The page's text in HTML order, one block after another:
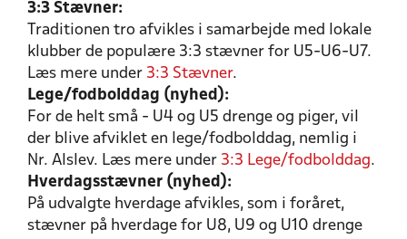
3:3 Stævner:
Traditionen tro afvikles i samarbejde med lokale
klubber de populære 3:3 stævner for U5-U6-U7.
Læs mere under 3:3 Stævner.
Lege/fodbolddag (nyhed):
For de helt små - U4 og U5 drenge og piger, vil
der blive afviklet en lege/fodbolddag, nemlig i
Nr. Alslev. Læs mere under 3:3 Lege/fodbolddag.
Hverdagsstævner (nyhed):
På udvalgte hverdage afvikles, som i foråret,
stævner på hverdage for U8, U9 og U10 drenge